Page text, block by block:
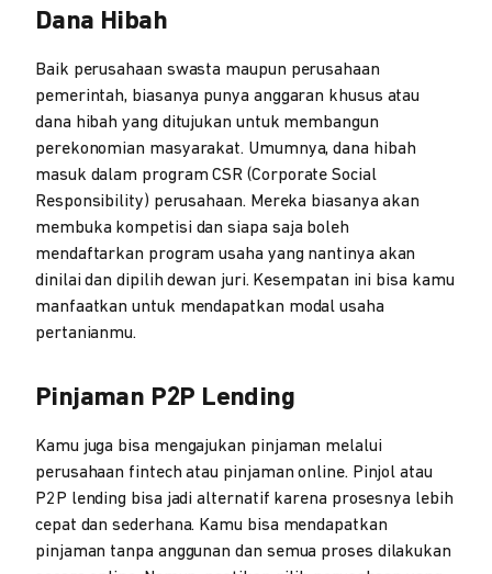
Dana Hibah
Baik perusahaan swasta maupun perusahaan
pemerintah, biasanya punya anggaran khusus atau
dana hibah yang ditujukan untuk membangun
perekonomian masyarakat. Umumnya, dana hibah
masuk dalam program CSR (Corporate Social
Responsibility) perusahaan. Mereka biasanya akan
membuka kompetisi dan siapa saja boleh
mendaftarkan program usaha yang nantinya akan
dinilai dan dipilih dewan juri. Kesempatan ini bisa kamu
manfaatkan untuk mendapatkan modal usaha
pertanianmu.
Pinjaman P2P Lending
Kamu juga bisa mengajukan pinjaman melalui
perusahaan fintech atau pinjaman online. Pinjol atau
P2P lending bisa jadi alternatif karena prosesnya lebih
cepat dan sederhana. Kamu bisa mendapatkan
pinjaman tanpa anggunan dan semua proses dilakukan